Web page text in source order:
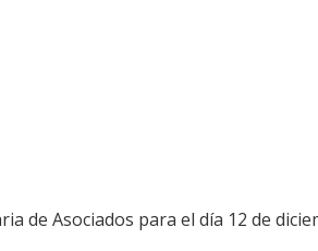
de Asociados para el día 12 de